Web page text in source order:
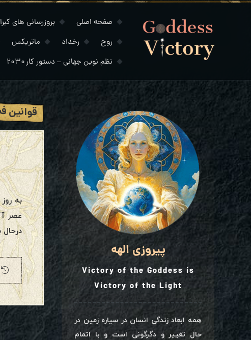
صفحه اصلی بروزرسانی های کبرا /
روح
رخداد ماتریکس
نظم نوین جهانی – دستور کار ۲۰۳۰
قوانین
عصر
پیروزی الهه
Victory of the Goddess is
Victory of the Light
همه ابعاد زندگی انسان در سیاره زمین در
حال تغییر و دگرگونی است و با اتمام